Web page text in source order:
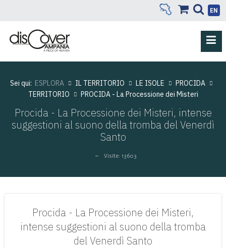
EN
Sei qui: ESPLORA IL TERRITORIO LE ISOLE
PROCIDA
TERRITORIO
PROCIDA - La Processione dei Misteri
Procida - La Processione dei Misteri, intense
suggestioni al suono della tromba del Venerdì
Santo
Visite: 13603
Procida - La Processione dei Misteri,
intense suggestioni al suono della tromba
del Venerdì Santo